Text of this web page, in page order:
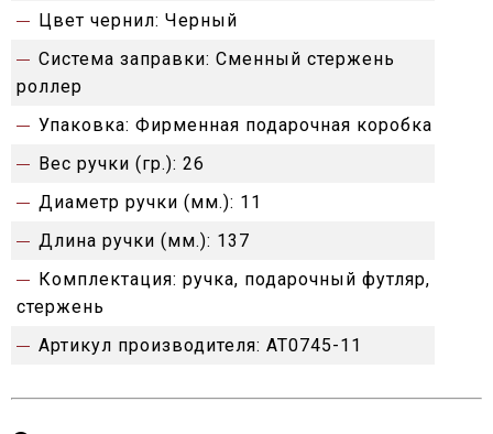
Цвет чернил: Черный
Система заправки: Сменный стержень
роллер
Упаковка: Фирменная подарочная коробка
Вес ручки (гр.): 26
Диаметр ручки (мм.): 11
Длина ручки (мм.): 137
Комплектация: ручка, подарочный футляр,
стержень
Артикул производителя: AT0745-11